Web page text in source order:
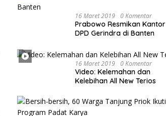
16 Maret 2019 0 Komentar
Prabowo Resmikan Kantor
DPD Gerindra di Banten
16 Maret 2019 0 Komentar
Video: Kelemahan dan
Kelebihan All New Terios